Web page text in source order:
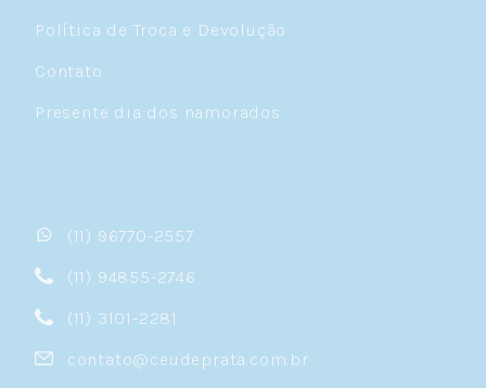
Política de Troca e Devolução
Contato
Presente dia dos namorados
(11) 96770-2557
(11) 94855-2746
(11) 3101-2281
contato@ceudeprata.com.br